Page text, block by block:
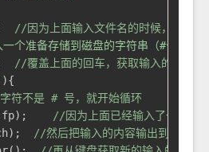
//因为上面输入文件名的时候，输入
一个准备存储到磁盘的字符串（#号结尾
//覆盖上面的回车，获取输入的第一个
){
符不是 # 号，就开始循环
//因为上面已经输入了一个了
//然后把输入的内容输出到终端